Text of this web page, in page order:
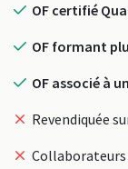
OF certifié
OF formant
OF associé à
Revendiquée
Collaborateurs